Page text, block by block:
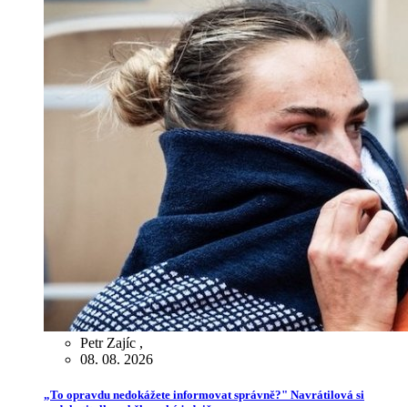
Petr Zajíc ,
08. 08. 2026
„To opravdu nedokážete informovat správně?" Navrátilová si